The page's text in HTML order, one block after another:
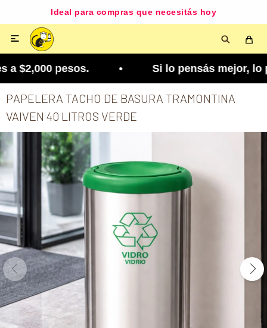
Ideal para compras que necesitás hoy

a $2,000 pesos. • Si lo pensás mejor, lo
PAPELERA TACHO DE BASURA TRAMONTINA
VAIVEN 40 LITROS VERDE